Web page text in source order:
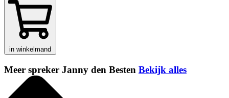
in winkelmand
Meer spreker Janny den Besten Bekijk alles